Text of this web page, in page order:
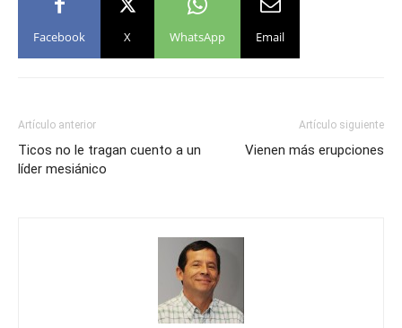
Facebook X WhatsApp Email
Artículo anterior
Ticos no le tragan cuento a un
líder mesiánico
Artículo siguiente
Vienen más erupciones